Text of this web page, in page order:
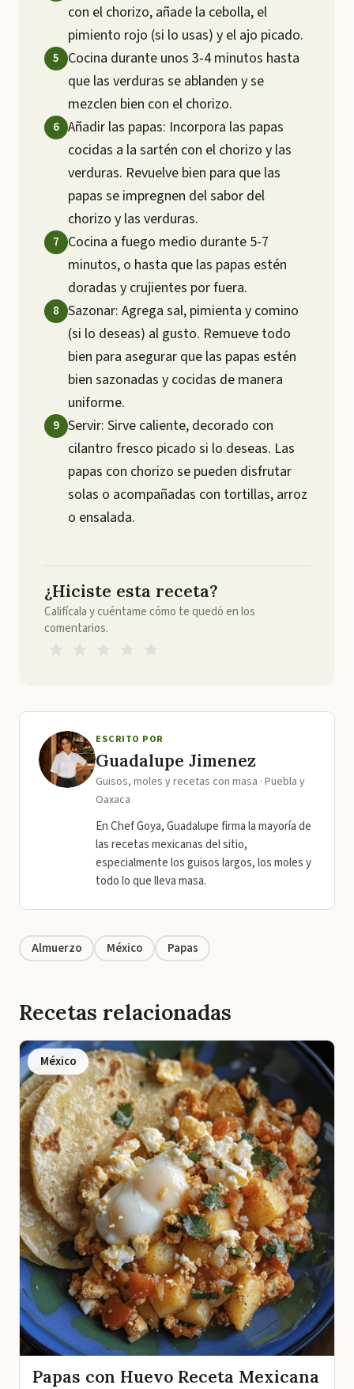
con el chorizo, añade la cebolla, el
pimiento rojo (si lo usas) y el ajo picado.
Cocina durante unos 3-4 minutos hasta
que las verduras se ablanden y se
mezclen bien con el chorizo.
Añadir las papas: Incorpora las papas
cocidas a la sartén con el chorizo y las
verduras. Revuelve bien para que las
papas se impregnen del sabor del
chorizo y las verduras.
Cocina a fuego medio durante 5-7
minutos, o hasta que las papas estén
doradas y crujientes por fuera.
Sazonar: Agrega sal, pimienta y comino
(si lo deseas) al gusto. Remueve todo
bien para asegurar que las papas estén
bien sazonadas y cocidas de manera
uniforme.
Servir: Sirve caliente, decorado con
cilantro fresco picado si lo deseas. Las
papas con chorizo se pueden disfrutar
solas o acompañadas con tortillas, arroz
o ensalada.
¿Hiciste esta receta?
Califícala y cuéntame cómo te quedó en los
comentarios.
ESCRITO POR
Guadalupe Jimenez
Guisos, moles y recetas con masa · Puebla y
Oaxaca
En Chef Goya, Guadalupe firma la mayoría de
las recetas mexicanas del sitio,
especialmente los guisos largos, los moles y
todo lo que lleva masa.
Almuerzo México Papas
Recetas relacionadas
México
Papas con Huevo Receta Mexicana